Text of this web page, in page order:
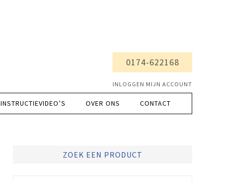
0174-622168
INLOGGEN MIJN ACCOUNT
INSTRUCTIEVIDEO’S OVER ONS CONTACT
ZOEK EEN PRODUCT